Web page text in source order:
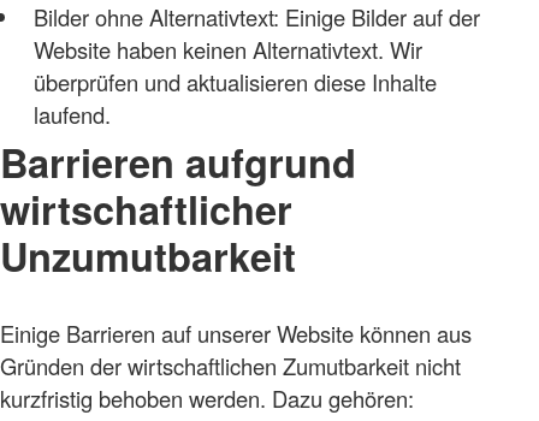
Bilder ohne Alternativtext: Einige Bilder auf der
Website haben keinen Alternativtext. Wir
überprüfen und aktualisieren diese Inhalte
laufend.
Barrieren aufgrund
wirtschaftlicher
Unzumutbarkeit
Einige Barrieren auf unserer Website können aus
Gründen der wirtschaftlichen Zumutbarkeit nicht
kurzfristig behoben werden. Dazu gehören: